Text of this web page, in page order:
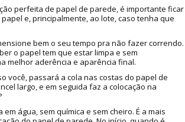
perfeita de papel de parede, é importante ficar
e, principalmente, ao lote, caso tenha que
bem o seu tempo pra não fazer correndo.
o papel tem que estar limpa e sem
melhor aderência e aparência final.
você, passará a cola nas costas do papel de
largo, e em seguida faz a colocação na
em água, sem química e sem cheiro. É a mais